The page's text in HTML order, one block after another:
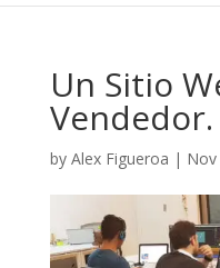
Un Sitio
Vendedor.
by Alex Figueroa | Nov